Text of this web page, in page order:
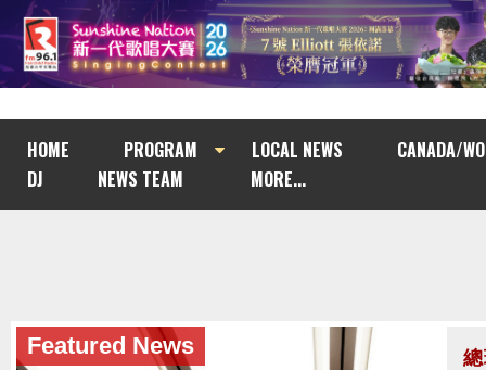
HOME PROGRAM LOCAL NEWS
CANADA/
DJ
NEWS TEAM MORE...
Featured News